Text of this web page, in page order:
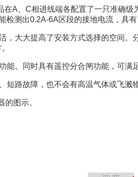
在A C相进线端各配置了一只准确级
检测出0.2A-6A区段的接地电流，具
大大提高了安装方式选择的空间
。同时具有遥控分合闸功能，可满
路故障，也不会有高温气体或飞溅
的图示。